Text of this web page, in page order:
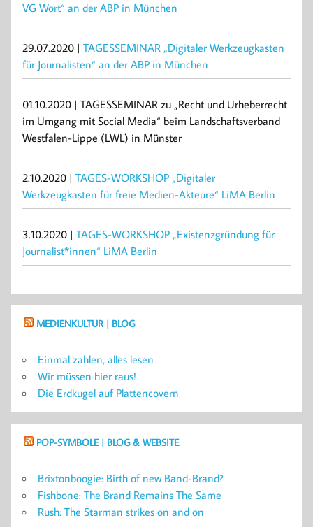
VG Wort“ an der ABP in München
29.07.2020 | TAGESSEMINAR „Digitaler Werkzeugkasten
für Journalisten“ an der ABP in München
01.10.2020 | TAGESSEMINAR zu „Recht und Urheberrecht
im Umgang mit Social Media“ beim Landschaftsverband
Westfalen-Lippe (LWL) in Münster
2.10.2020 | TAGES-WORKSHOP „Digitaler
Werkzeugkasten für freie Medien-Akteure“ LiMA Berlin
3.10.2020 | TAGES-WORKSHOP „Existenzgründung für
Journalist*innen“ LiMA Berlin
MEDIENKULTUR | BLOG
Einmal zahlen, alles lesen
Wir müssen hier raus!
Die Erdkugel auf Plattencovern
POP-SYMBOLE | BLOG & WEBSITE
Brixtonboogie: Birth of new Band-Brand?
Fishbone: The Brand Remains The Same
Rush: The Starman strikes on and on